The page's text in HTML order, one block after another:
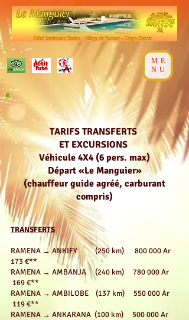
ME
NU
TARIFS TRANSFERTS
ET EXCURSIONS
Véhicule 4X4 (6 pers. max)
Départ «Le Manguier»
(chauffeur guide agréé, carburant
compris)
TRANSFERTS
RAMENA → ANKIFY (250 km) 800 000 Ar
173 €**
RAMENA → AMBANJA (240 km) 780 000 Ar
169 €**
RAMENA → AMBILOBE (137 km) 550 000 Ar
119€**
RAMENA → ANKARANA (100 km) 500 000 Ar